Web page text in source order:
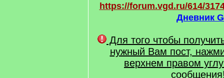
https://forum.vgd.ru/614/
Дневник
Для того чтобы
нужный Вам пост,
верхнем правом